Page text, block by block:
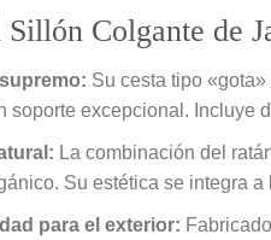
Colgante de
Su cesta tipo
soporte excepcional. Incluye
La combinación del
Su estética se integra
para el exterior: